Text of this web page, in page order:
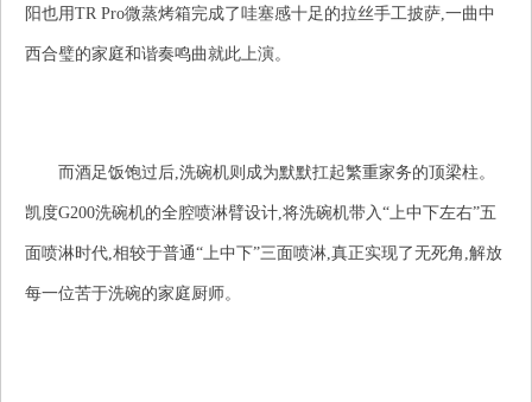
阳也用TR Pro微蒸烤箱完成了哇塞感十足的拉丝手工披萨,一曲中
西合璧的家庭和谐奏鸣曲就此上演。
而酒足饭饱过后,洗碗机则成为默默扛起繁重家务的顶梁柱。
凯度G200洗碗机的全腔喷淋臂设计,将洗碗机带入“上中下左右”五
面喷淋时代,相较于普通“上中下”三面喷淋,真正实现了无死角,解放
每一位苦于洗碗的家庭厨师。